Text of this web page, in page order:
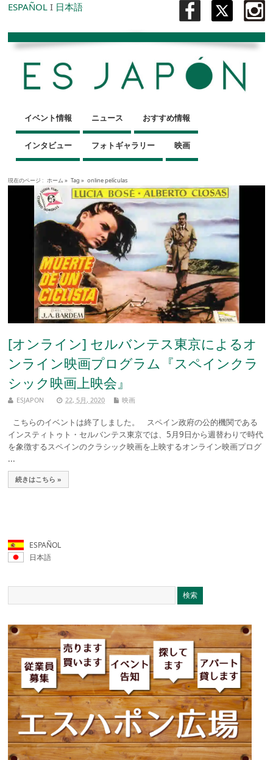
ESPAÑOL I 日本語
イベント情報 ニュース おすすめ情報
インタビュー フォトギャラリー 映画
現在のページ : ホーム » Tag » online películas
[オンライン] セルバンテス東京によるオ
ンライン映画プログラム『スペインクラ
シック映画上映会』
ESJAPON 22, 5月, 2020 映画
こちらのイベントは終了しました。 スペイン政府の公的機関である
インスティトゥト・セルバンテス東京では、5月9日から週替わりで時代
を象徴するスペインのクラシック映画を上映するオンライン映画プログ
...
続きはこちら »
ESPAÑOL
日本語